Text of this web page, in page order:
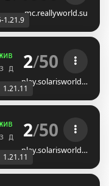
mc.reallyworld.su
1.21.9
1.21.11
доната, гриферов и
2/50
play.solarisworld…
1.21.11
1.21.11
доната, гриферов и
2/50
play.solarisworld…
1.21.11